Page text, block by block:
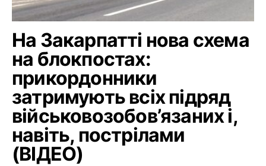
На Закарпатті нова схема
на блокпостах:
прикордонники
затримують всіх підряд
військовозобов’язаних і,
навіть, пострілами
(ВІДЕО)